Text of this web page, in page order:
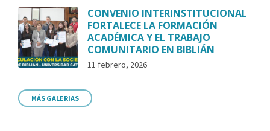
CONVENIO INTERINSTITUCIONAL
FORTALECE LA FORMACIÓN
ACADÉMICA Y EL TRABAJO
COMUNITARIO EN BIBLIÁN
11 febrero, 2026
MÁS GALERIAS